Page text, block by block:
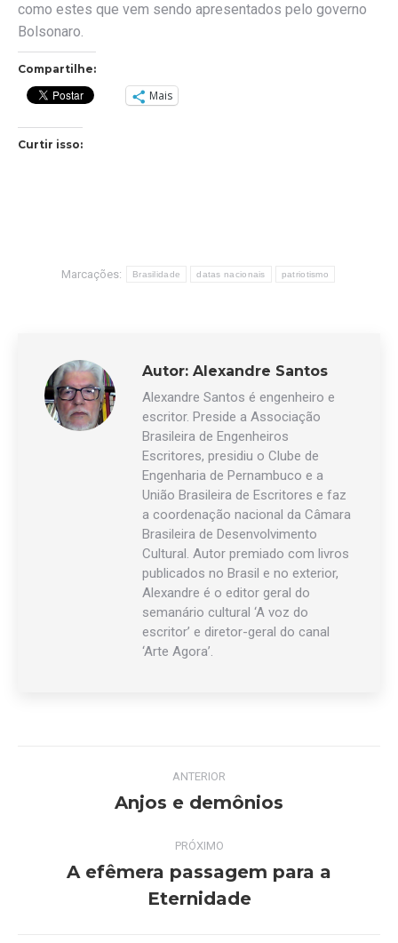
como estes que vem sendo apresentados pelo governo
Bolsonaro.
Compartilhe:
Mais
Curtir isso:
Marcações: Brasilidade datas nacionais patriotismo
Autor: Alexandre Santos
Alexandre Santos é engenheiro e
escritor. Preside a Associação
Brasileira de Engenheiros
Escritores, presidiu o Clube de
Engenharia de Pernambuco e a
União Brasileira de Escritores e faz
a coordenação nacional da Câmara
Brasileira de Desenvolvimento
Cultural. Autor premiado com livros
publicados no Brasil e no exterior,
Alexandre é o editor geral do
semanário cultural ‘A voz do
escritor’ e diretor-geral do canal
‘Arte Agora’.
NavegaçãoANTERIOR
Post
Anjos e demônios
PRÓXIMO
Próximo
post:
A efêmera passagem para a
Eternidade